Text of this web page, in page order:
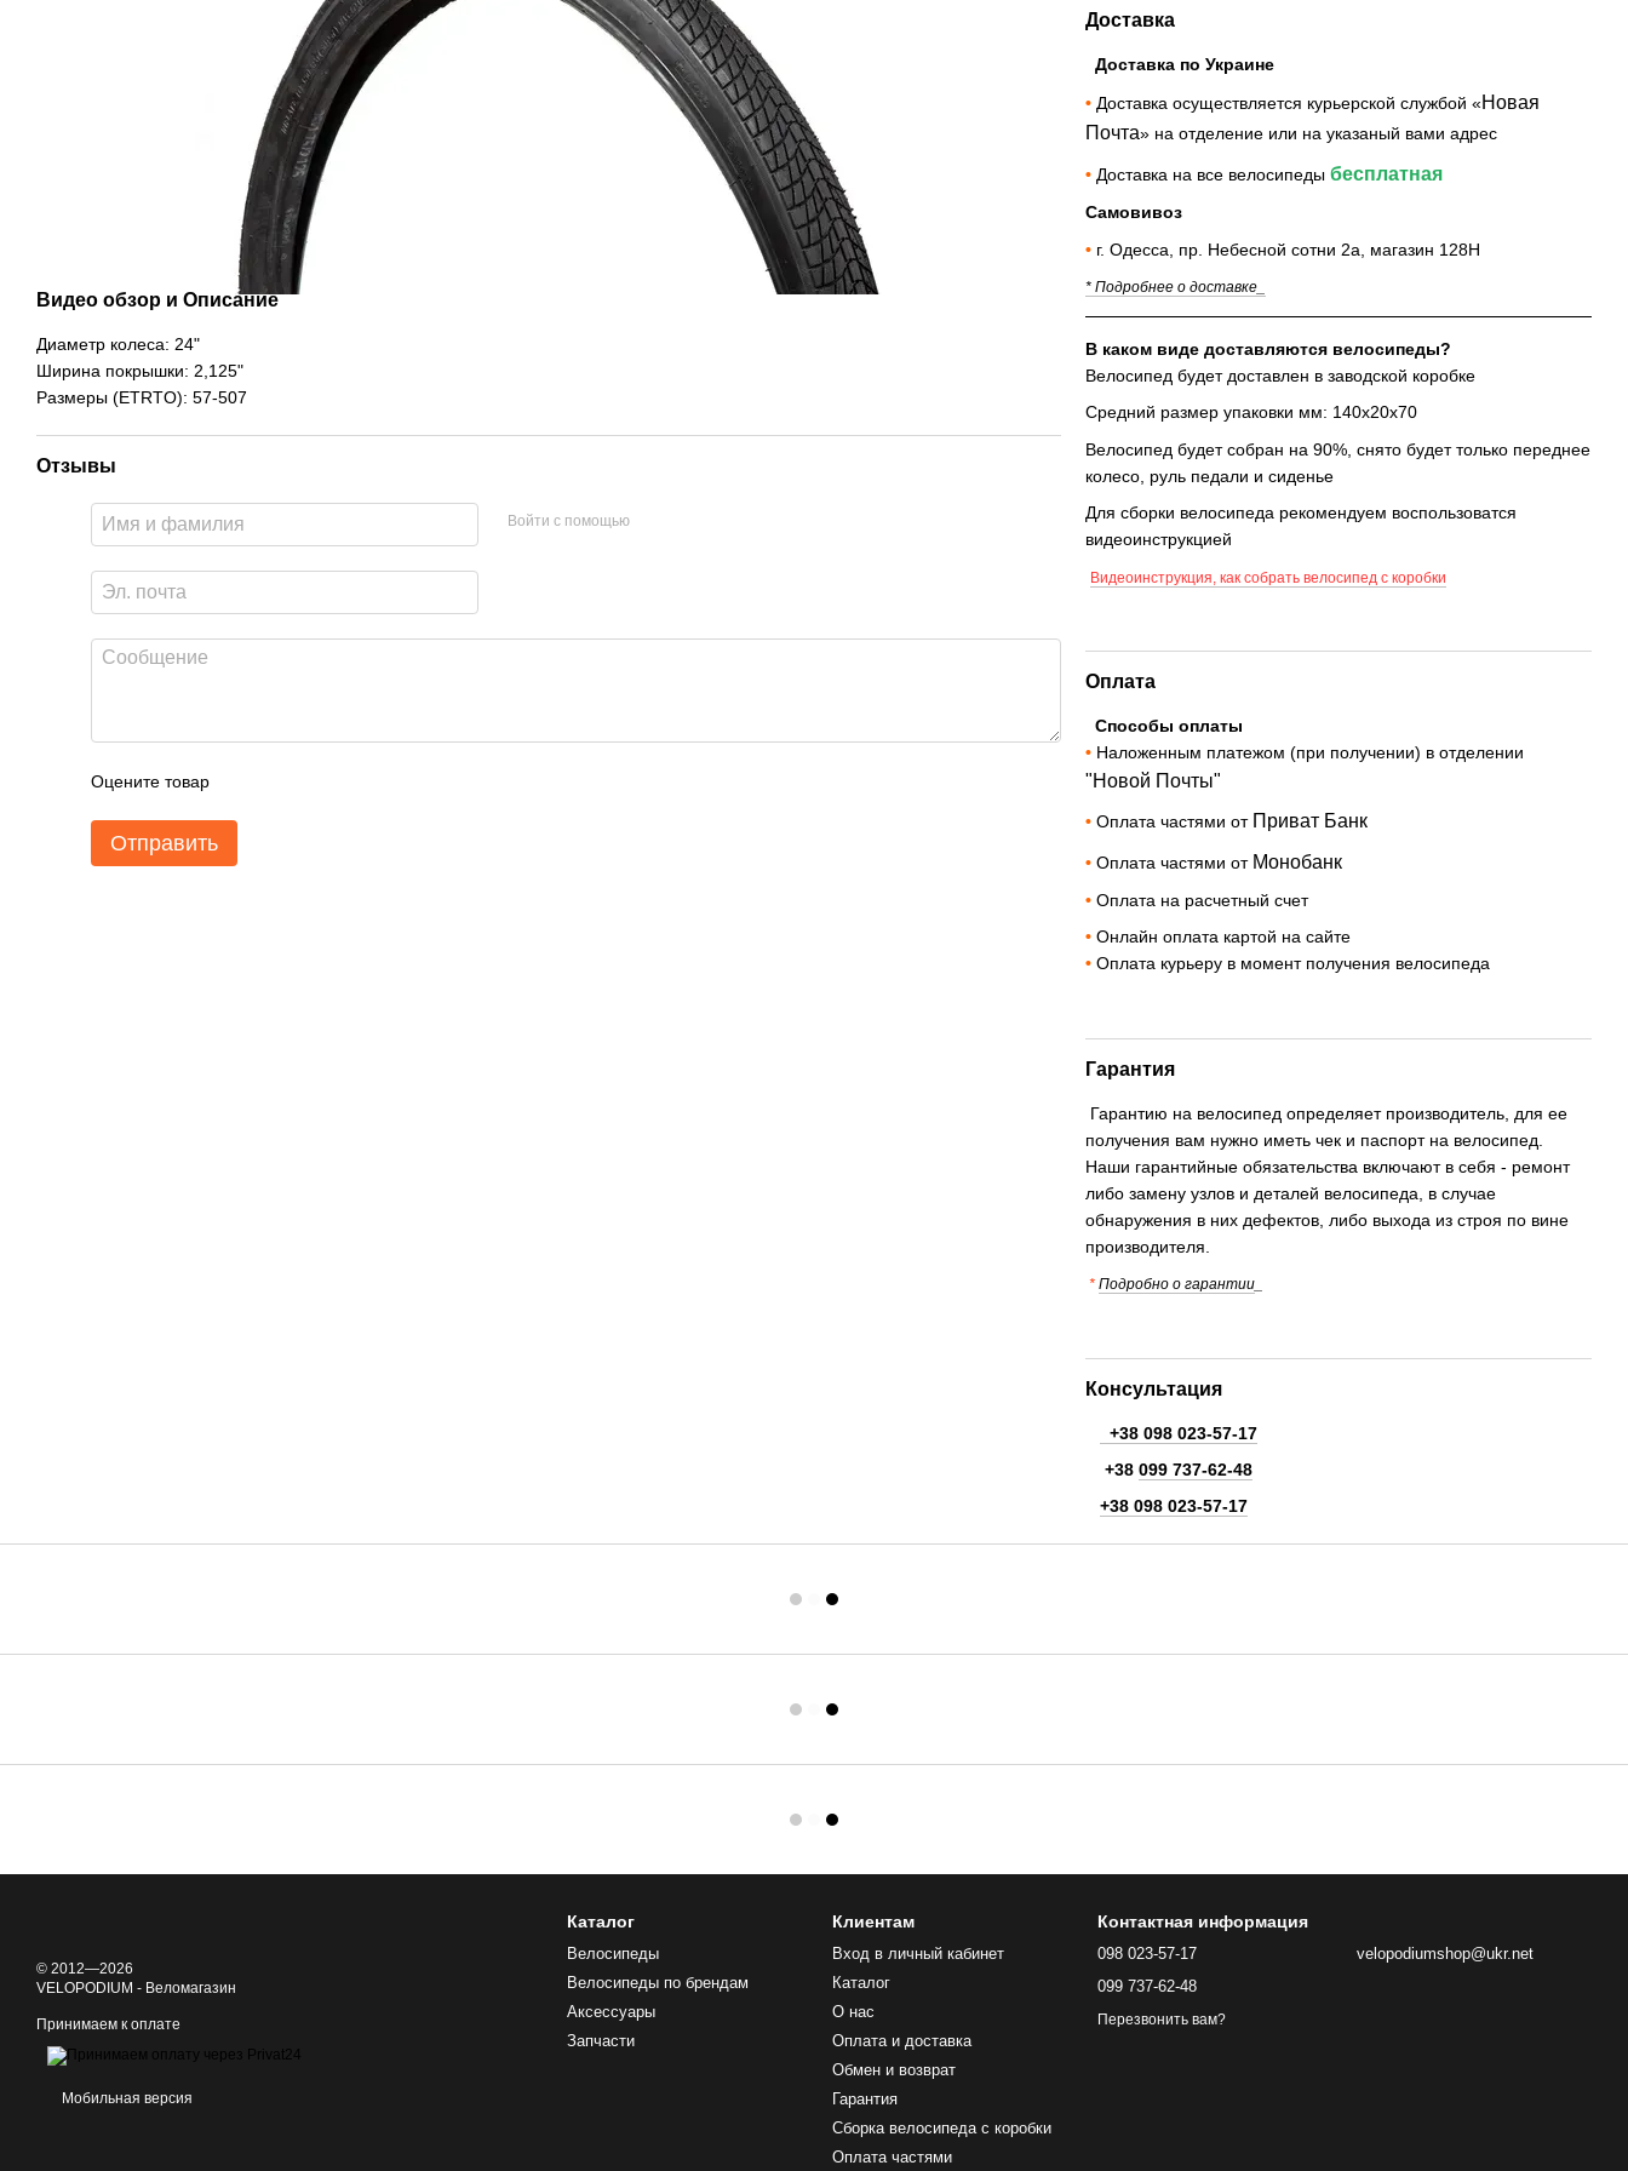
Видео обзор и Описание
Диаметр колеса: 24"
Ширина покрышки: 2,125"
Размеры (ETRTO): 57-507
Отзывы
Войти с помощью
Оцените товар
Отправить
Доставка
Доставка по Украине
• Доставка осуществляется курьерской службой «Новая
Почта» на отделение или на указаный вами адрес
• Доставка на все велосипеды бесплатная
Самовивоз
• г. Одесса, пр. Небесной сотни 2а, магазин 128Н
* Подробнее о доставке_
В каком виде доставляются велосипеды?
Велосипед будет доставлен в заводской коробке
Средний размер упаковки мм: 140х20х70
Велосипед будет собран на 90%, снято будет только переднее
колесо, руль педали и сиденье
Для сборки велосипеда рекомендуем воспользоватся
видеоинструкцией
Видеоинструкция, как собрать велосипед с коробки
Оплата
Способы оплаты
• Наложенным платежом (при получении) в отделении
"Новой Почты"
• Оплата частями от Приват Банк
• Оплата частями от Монобанк
• Оплата на расчетный счет
• Онлайн оплата картой на сайте
• Оплата курьеру в момент получения велосипеда
Гарантия
Гарантию на велосипед определяет производитель, для ее
получения вам нужно иметь чек и паспорт на велосипед.
Наши гарантийные обязательства включают в себя - ремонт
либо замену узлов и деталей велосипеда, в случае
обнаружения в них дефектов, либо выхода из строя по вине
производителя.
* Подробно о гарантии
Консультация
+38 098 023-57-17
+38 099 737-62-48
+38 098 023-57-17
© 2012—2026
VELOPODIUM - Веломагазин
Принимаем к оплате
Мобильная версия
Каталог
Велосипеды
Велосипеды по брендам
Аксессуары
Запчасти
Клиентам
Вход в личный кабинет
Каталог
О нас
Оплата и доставка
Обмен и возврат
Гарантия
Сборка велосипеда с коробки
Оплата частями
Контактная информация
098 023-57-17
099 737-62-48
Перезвонить вам?
velopodiumshop@ukr.net